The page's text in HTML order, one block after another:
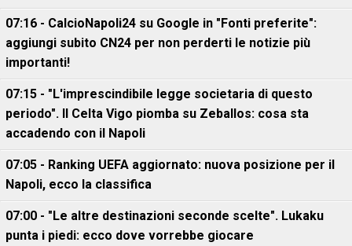
07:16 - CalcioNapoli24 su Google in "Fonti preferite":
aggiungi subito CN24 per non perderti le notizie più
importanti!
07:15 - "L'imprescindibile legge societaria di questo
periodo". Il Celta Vigo piomba su Zeballos: cosa sta
accadendo con il Napoli
07:05 - Ranking UEFA aggiornato: nuova posizione per il
Napoli, ecco la classifica
07:00 - "Le altre destinazioni seconde scelte". Lukaku
punta i piedi: ecco dove vorrebbe giocare